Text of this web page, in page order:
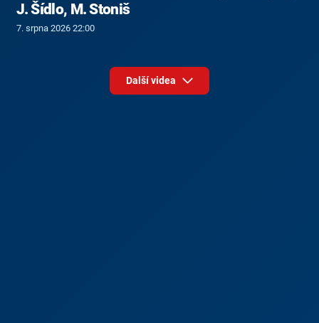
J. Šídlo, M. Stoniš
7. srpna 2026 22:00
Další videa